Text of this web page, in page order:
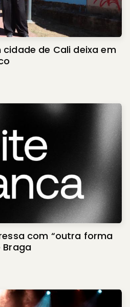
de Cali deixa em
com “outra forma
Braga